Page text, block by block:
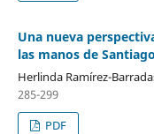
Una nueva
las manos de
Herlinda Ramírez-
285-299
PDF